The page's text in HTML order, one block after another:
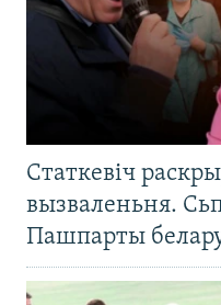
Статкевіч
вызваленьня.
Пашпарты